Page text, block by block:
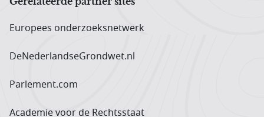
Europees onderzoeks­netwerk
DeNederlandseGrondwet.nl
Parlement.com
Academie voor de Rechtsstaat